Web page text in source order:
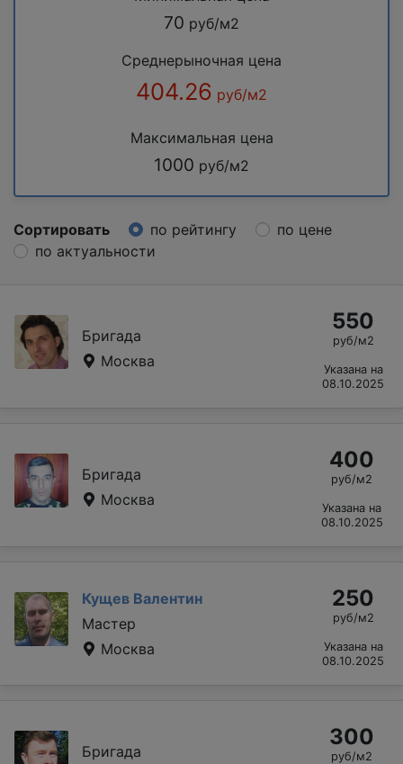
70 руб/м2
Среднерыночная цена
404.26 руб/м2
Максимальная цена
1000 руб/м2
Сортировать по рейтингу
по цене
по актуальности
Бригада
Москва
550
руб/м2
Указана на
08.10.2025
Бригада
Москва
400
руб/м2
Указана на
08.10.2025
Кущев Валентин
Мастер
Москва
250
руб/м2
Указана на
08.10.2025
Бригада
300
руб/м2